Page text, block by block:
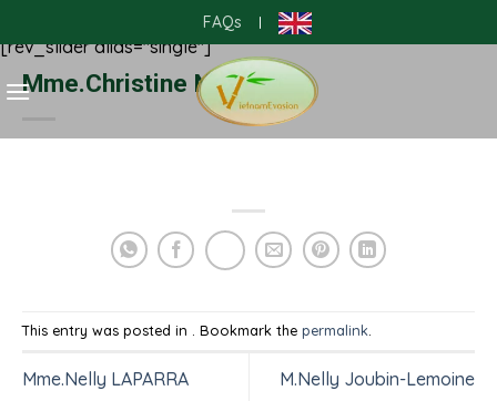
to
FAQs |
[rev_slider alias="single"]
Mme.Christine Nengres
This entry was posted in . Bookmark the permalink
Mme.Nelly LAPARRA M.Nelly Joubin-Lemoine